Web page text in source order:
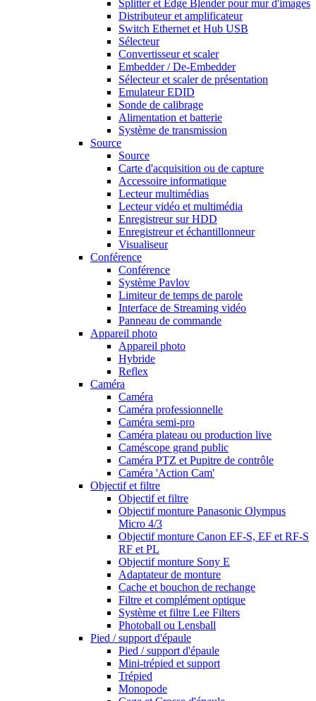
Splitter et Edge Blender pour mur d'images
Distributeur et amplificateur
Switch Ethernet et Hub USB
Sélecteur
Convertisseur et scaler
Embedder / De-Embedder
Sélecteur et scaler de présentation
Emulateur EDID
Sonde de calibrage
Alimentation et batterie
Système de transmission
Source
Source
Carte d'acquisition ou de capture
Accessoire informatique
Lecteur multimédias
Lecteur vidéo et multimédia
Enregistreur sur HDD
Enregistreur et échantillonneur
Visualiseur
Conférence
Conférence
Système Pavlov
Limiteur de temps de parole
Interface de Streaming vidéo
Panneau de commande
Appareil photo
Appareil photo
Hybride
Reflex
Caméra
Caméra
Caméra professionnelle
Caméra semi-pro
Caméra plateau ou production live
Caméscope grand public
Caméra PTZ et Pupitre de contrôle
Caméra 'Action Cam'
Objectif et filtre
Objectif et filtre
Objectif monture Panasonic Olympus
Micro 4/3
Objectif monture Canon EF-S, EF et RF-S
RF et PL
Objectif monture Sony E
Adaptateur de monture
Cache et bouchon de rechange
Filtre et complément optique
Système et filtre Lee Filters
Photoball ou Lensball
Pied / support d'épaule
Pied / support d'épaule
Mini-trépied et support
Trépied
Monopode